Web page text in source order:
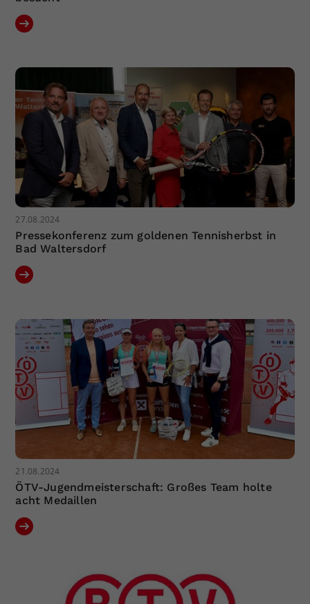
27.08.2024
Pressekonferenz zum goldenen Tennisherbst in
Bad Waltersdorf
21.08.2024
ÖTV-Jugendmeisterschaft: Großes Team holte
acht Medaillen